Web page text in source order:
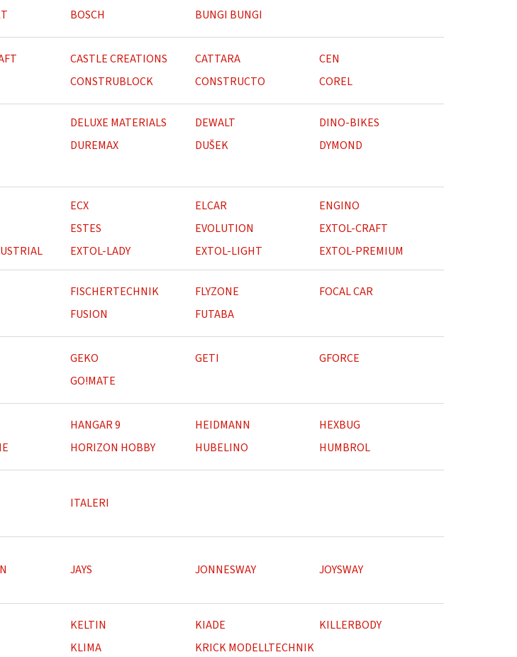
BOSCH BUNGI BUNGI
CASTLE CREATIONS CATTARA
CEN
CONSTRUBLOCK CONSTRUCTO COREL
DELUXE MATERIALS DEWALT
DINO-BIKES
DUREMAX DUŠEK
DYMOND
ECX ELCAR
ENGINO
ESTES EVOLUTION
EXTOL-CRAFT
EXTOL-LADY EXTOL-LIGHT EXTOL-PREMIUM
FISCHERTECHNIK FLYZONE
FOCAL CAR
FUSION FUTABA
GEKO GETI
GFORCE
GO!MATE
HANGAR 9 HEIDMANN
HEXBUG
HORIZON HOBBY HUBELINO HUMBROL
ITALERI
JAYS JONNESWAY JOYSWAY
KELTIN KIADE
KILLERBODY
KLIMA KRICK MODELLTECHNIK